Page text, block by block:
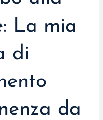
La mia
di
da